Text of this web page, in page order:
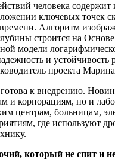
человека
ключевых точек
Алгоритм
строится на Основе
модели
и устойчивость
проекта
к внедрению.
и корпорациям, но и
центрам, больницам,
где используют
который не спит и